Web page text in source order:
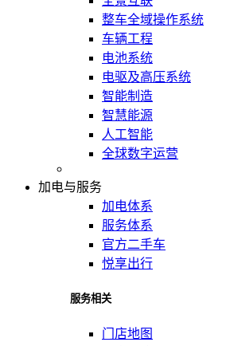
整车全域操作系统
车辆工程
电池系统
电驱及高压系统
智能制造
智慧能源
人工智能
全球数字运营
加电与服务
加电体系
服务体系
官方二手车
悦享出行
服务相关
门店地图